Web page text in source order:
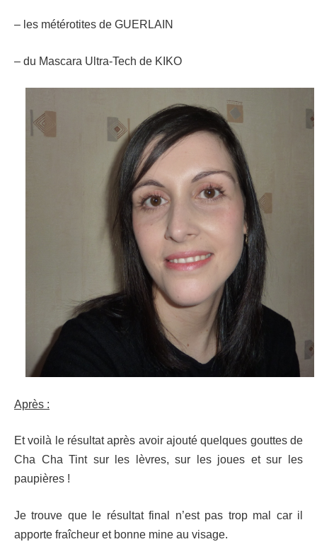
– les métérotites de GUERLAIN
– du Mascara Ultra-Tech de KIKO
Après :
Et voilà le résultat après avoir ajouté quelques gouttes de
Cha Cha Tint sur les lèvres, sur les joues et sur les
paupières !
Je trouve que le résultat final n’est pas trop mal car il
apporte fraîcheur et bonne mine au visage.